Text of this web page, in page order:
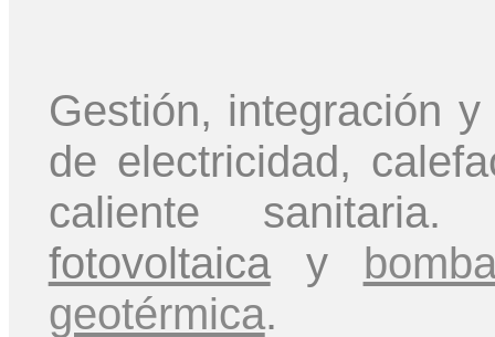
Gestión, integración
de electricidad,
caliente
fotovoltaicay
geotérmica.